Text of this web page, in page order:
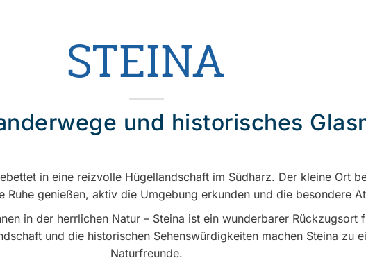
STEINA
und historisches
in eine reizvolle Hügellandschaft im Südharz. Der kleine Ort
Ruhe genießen, aktiv die Umgebung erkunden und die besondere
in der herrlichen Natur – Steina ist ein wunderbarer
und die historischen Sehenswürdigkeiten machen Steina zu
Naturfreunde.